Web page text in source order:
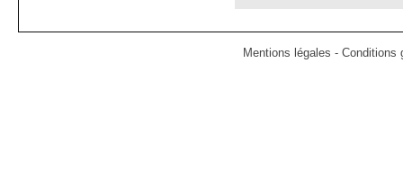
Mentions légales - Conditions